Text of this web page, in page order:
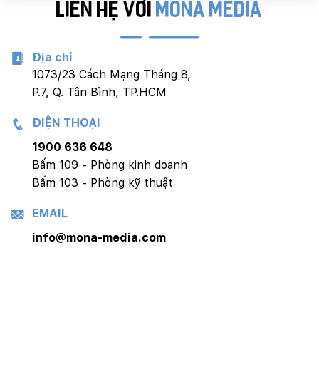
LIÊN HỆ VỚI MONA MEDIA
Địa chỉ
1073/23 Cách Mạng Tháng 8,
P.7, Q. Tân Bình, TP.HCM
ĐIỆN THOẠI
1900 636 648
Bấm 109 - Phòng kinh doanh
Bấm 103 - Phòng kỹ thuật
EMAIL
info@mona-media.com